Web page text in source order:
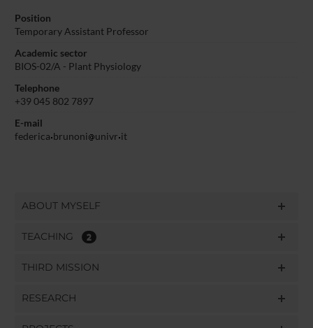
Position
Temporary Assistant Professor
Academic sector
BIOS-02/A - Plant Physiology
Telephone
+39 045 802 7897
E-mail
federica brunoni univr it
ABOUT MYSELF
TEACHING 2
THIRD MISSION
RESEARCH